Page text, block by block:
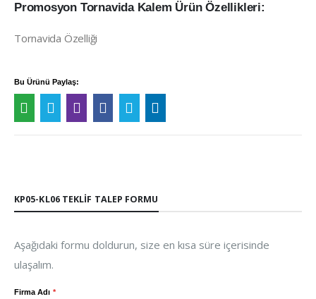
Promosyon Tornavida Kalem Ürün Özellikleri:
Tornavida Özelliği
Bu Ürünü Paylaş:
KP05-KL06 TEKLIF TALEP FORMU
Aşağıdaki formu doldurun, size en kısa süre içerisinde
ulaşalım.
Firma Adı